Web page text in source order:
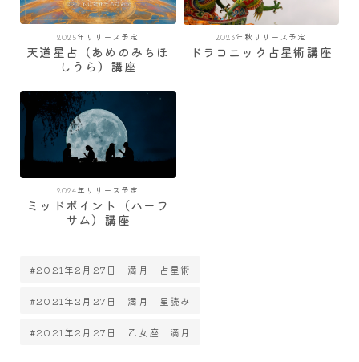
2025年リリース予定
天道星占（あめのみちほ
しうら）講座
2023年秋リリース予定
ドラコニック占星術講座
2024年リリース予定
ミッドポイント（ハーフ
サム）講座
#2021年2月27日 満月 占星術
#2021年2月27日 満月 星読み
#2021年2月27日 乙女座 満月